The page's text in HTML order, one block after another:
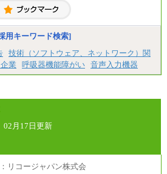
用キーワード検索]
技術（ソフトウェア、ネットワーク）関
業 呼吸器機能障がい 音声入力機器
02月17日更新